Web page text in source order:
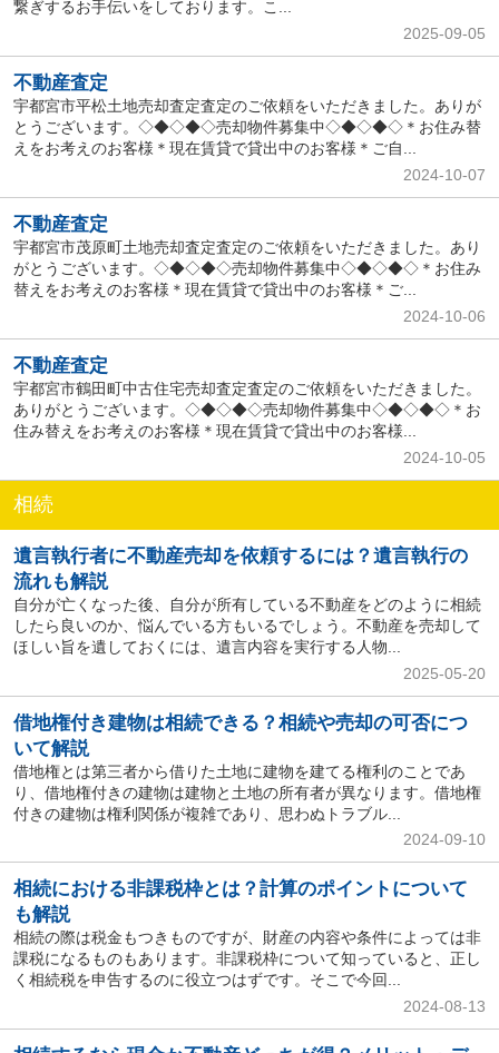
繋ぎするお手伝いをしております。こ...
2025-09-05
不動産査定
宇都宮市平松土地売却査定査定のご依頼をいただきました。ありが
とうございます。◇◆◇◆◇売却物件募集中◇◆◇◆◇＊お住み替
えをお考えのお客様＊現在賃貸で貸出中のお客様＊ご自...
2024-10-07
不動産査定
宇都宮市茂原町土地売却査定査定のご依頼をいただきました。あり
がとうございます。◇◆◇◆◇売却物件募集中◇◆◇◆◇＊お住み
替えをお考えのお客様＊現在賃貸で貸出中のお客様＊ご...
2024-10-06
不動産査定
宇都宮市鶴田町中古住宅売却査定査定のご依頼をいただきました。
ありがとうございます。◇◆◇◆◇売却物件募集中◇◆◇◆◇＊お
住み替えをお考えのお客様＊現在賃貸で貸出中のお客様...
2024-10-05
相続
遺言執行者に不動産売却を依頼するには？遺言執行の
流れも解説
自分が亡くなった後、自分が所有している不動産をどのように相続
したら良いのか、悩んでいる方もいるでしょう。不動産を売却して
ほしい旨を遺しておくには、遺言内容を実行する人物...
2025-05-20
借地権付き建物は相続できる？相続や売却の可否につ
いて解説
借地権とは第三者から借りた土地に建物を建てる権利のことであ
り、借地権付きの建物は建物と土地の所有者が異なります。借地権
付きの建物は権利関係が複雑であり、思わぬトラブル...
2024-09-10
相続における非課税枠とは？計算のポイントについて
も解説
相続の際は税金もつきものですが、財産の内容や条件によっては非
課税になるものもあります。非課税枠について知っていると、正し
く相続税を申告するのに役立つはずです。そこで今回...
2024-08-13